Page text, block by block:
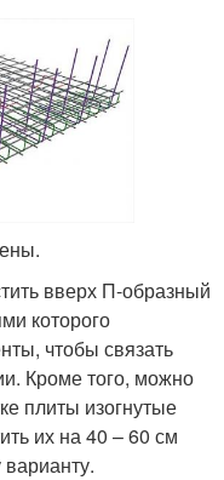
вверх П-образный
которого
чтобы связать
Кроме того, можно
плиты изогнутые
их на 40 – 60 см